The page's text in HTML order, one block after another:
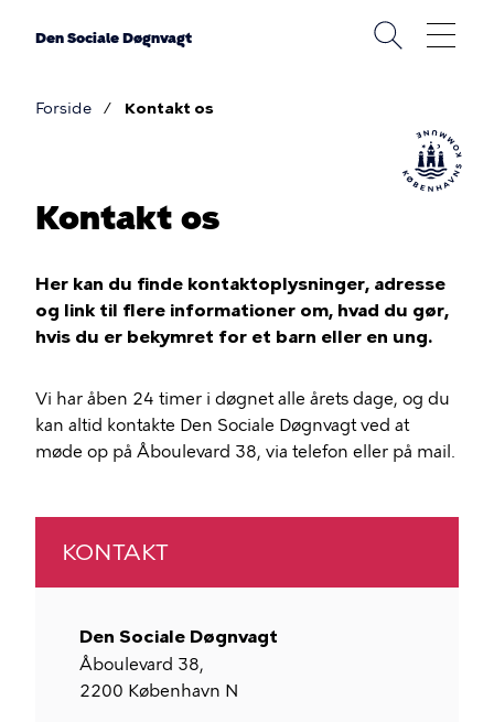
Den Sociale Døgnvagt
Forside Kontakt os
Kontakt os
Her kan du finde kontaktoplysninger, adresse
og link til flere informationer om, hvad du gør,
hvis du er bekymret for et barn eller en ung.
Vi har åben 24 timer i døgnet alle årets dage, og du
kan altid kontakte Den Sociale Døgnvagt ved at
møde op på Åboulevard 38, via telefon eller på mail.
KONTAKT
Den Sociale Døgnvagt
Åboulevard 38,
2200 København N